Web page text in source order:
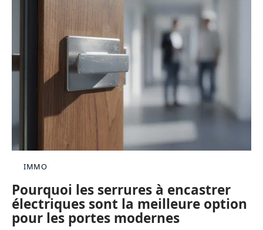
IMMO
Pourquoi les serrures à encastrer
électriques sont la meilleure option
pour les portes modernes